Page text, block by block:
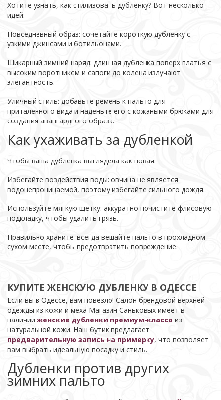
Хотите узнать, как стилизовать дубленку? Вот несколько
идей:
Повседневный образ: сочетайте короткую дубленку с
узкими джинсами и ботильонами.
Шикарный зимний наряд: длинная дубленка поверх платья с
высоким воротником и сапоги до колена излучают
элегантность.
Уличный стиль: добавьте ремень к пальто для
приталенного вида и наденьте его с кожаными брюками для
создания авангардного образа.
Как ухаживать за дубленкой
Чтобы ваша дубленка выглядела как новая:
Избегайте воздействия воды: овчина не является
водонепроницаемой, поэтому избегайте сильного дождя.
Используйте мягкую щетку: аккуратно почистите флисовую
подкладку, чтобы удалить грязь.
Правильно храните: всегда вешайте пальто в прохладном
сухом месте, чтобы предотвратить повреждение.
КУПИТЕ ЖЕНСКУЮ ДУБЛЕНКУ В ОДЕССЕ
Если вы в Одессе, вам повезло! Салон брендовой верхней
одежды из кожи и меха Магазин Саньковых имеет в
наличии женские дубленки премиум-класса из
натуральной кожи. Наш бутик предлагает
предварительную запись на примерку, что позволяет
вам выбрать идеальную посадку и стиль.
Дубленки против других
зимних пальто